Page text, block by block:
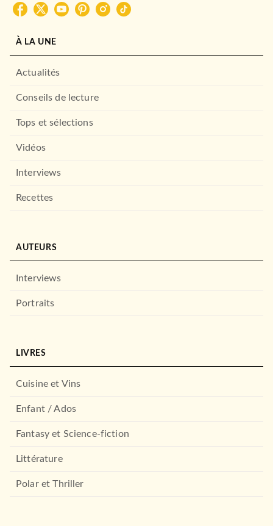
GRASSET
À LA UNE
Actualités
Conseils de lecture
Tops et sélections
Vidéos
Interviews
Recettes
AUTEURS
Interviews
Portraits
LIVRES
Cuisine et Vins
Enfant / Ados
Fantasy et Science-fiction
Littérature
Polar et Thriller